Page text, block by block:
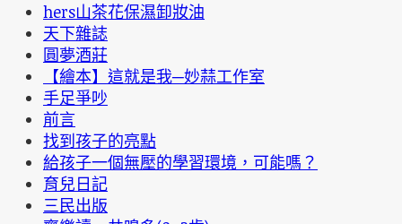
hers山茶花保濕卸妝油
天下雜誌
圓夢酒莊
【繪本】這就是我─妙蒜工作室
手足爭吵
前言
找到孩子的亮點
給孩子一個無壓的學習環境，可能嗎？
育兒日記
三民出版